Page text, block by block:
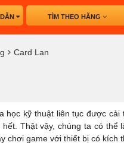
TÌM THEO HÃNG
Card Lan
học kỹ thuật liên tục được
hết. Thật vậy, chúng ta có thể
chơi game với thiết bị có kích